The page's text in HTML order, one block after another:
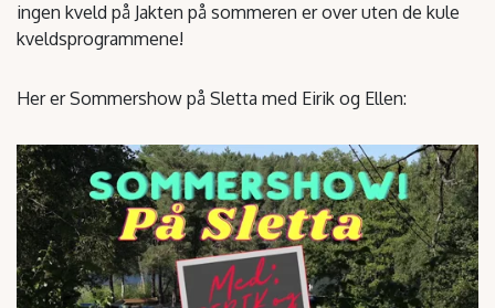
ingen kveld på Jakten på sommeren er over uten de kule
kveldsprogrammene!
Her er Sommershow på Sletta med Eirik og Ellen: